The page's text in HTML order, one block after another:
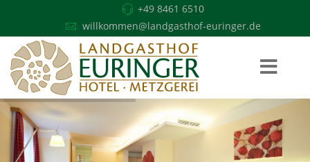
+49 8461 6510
willkommen@landgasthof-euringer.de